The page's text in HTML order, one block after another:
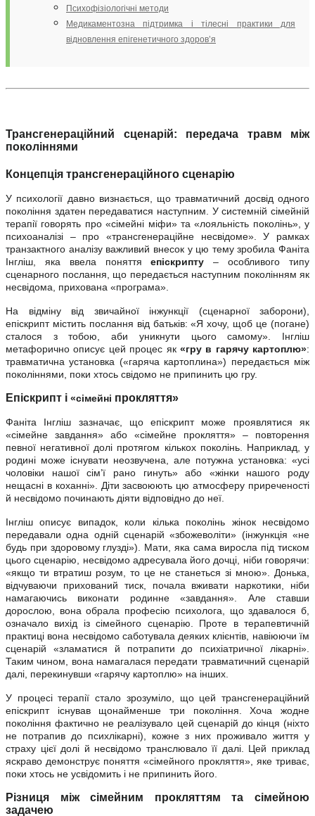
Психофізіологічні методи
Медикаментозна підтримка і тілесні практики для
відновлення епігенетичного здоров’я
Трансгенераційний сценарій: передача травм між
поколіннями
Концепція трансгенераційного сценарію
У психології давно визнається, що травматичний досвід одного
покоління здатен передаватися наступним. У системній сімейній
терапії говорять про «сімейні міфи» та «лояльність поколінь», у
психоаналізі – про «трансгенераційне несвідоме». У рамках
транзактного аналізу важливий внесок у цю тему зробила Фаніта
Інгліш, яка ввела поняттяепіскрипту – особливого типу
сценарного послання, що передається наступним поколінням як
несвідома, прихована «програма».
На відміну від звичайної інжункції (сценарної заборони),
епіскрипт містить послання від батьків: «Я хочу, щоб це (погане)
сталося з тобою, аби уникнути цього самому». Інгліш
метафорично описує цей процес як «гру в гарячу картоплю»:
травматична установка («гаряча картоплина») передається між
поколіннями, поки хтось свідомо не припинить цю гру.
Епіскрипт і «сімейні прокляття»
Фаніта Інгліш зазначає, що епіскрипт може проявлятися як
«сімейне завдання» або «сімейне прокляття» – повторення
певної негативної долі протягом кількох поколінь. Наприклад, у
родині може існувати неозвучена, але потужна установка: «усі
чоловіки нашої сім’ї рано гинуть» або «жінки нашого роду
нещасні в коханні». Діти засвоюють цю атмосферу приреченості
й несвідомо починають діяти відповідно до неї.
Інгліш описує випадок, коли кілька поколінь жінок несвідомо
передавали одна одній сценарій «збожеволіти» (інжункція «не
будь при здоровому глузді»). Мати, яка сама виросла під тиском
цього сценарію, несвідомо адресувала його дочці, ніби говорячи:
«якщо ти втратиш розум, то це не станеться зі мною». Донька,
відчуваючи прихований тиск, почала вживати наркотики, ніби
намагаючись виконати родинне «завдання». Але ставши
дорослою, вона обрала професію психолога, що здавалося б,
означало вихід із сімейного сценарію. Проте в терапевтичній
практиці вона несвідомо саботувала деяких клієнтів, навіюючи їм
сценарій «зламатися й потрапити до психіатричної лікарні».
Таким чином, вона намагалася передати травматичний сценарій
далі, перекинувши «гарячу картоплю» на інших.
У процесі терапії стало зрозуміло, що цей трансгенераційний
епіскрипт існував щонайменше три покоління. Хоча жодне
покоління фактично не реалізувало цей сценарій до кінця (ніхто
не потрапив до психлікарні), кожне з них проживало життя у
страху цієї долі й несвідомо транслювало її далі. Цей приклад
яскраво демонструє поняття «сімейного прокляття», яке триває,
поки хтось не усвідомить і не припинить його.
Різниця між сімейним прокляттям та сімейною
задачею